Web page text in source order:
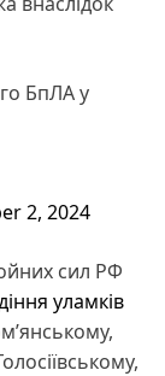
БпЛА у
2, 2024
сил РФ
уламків